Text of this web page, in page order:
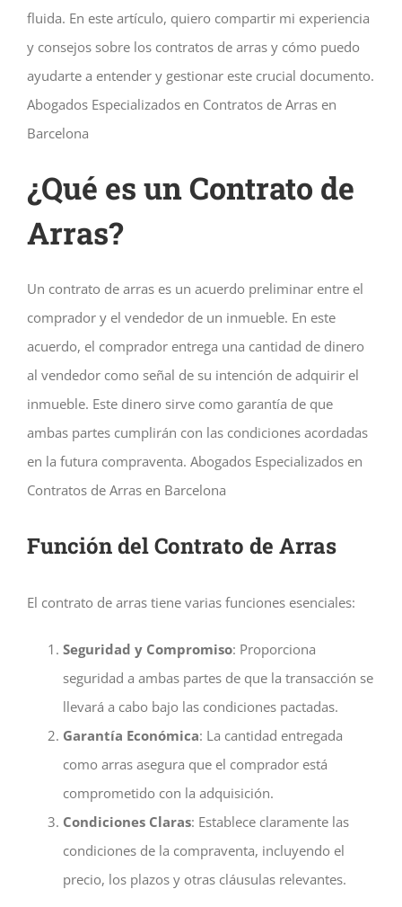
fluida. En este artículo, quiero compartir mi experiencia
y consejos sobre los contratos de arras y cómo puedo
ayudarte a entender y gestionar este crucial documento.
Abogados Especializados en Contratos de Arras en
Barcelona
¿Qué es un Contrato de
Arras?
Un contrato de arras es un acuerdo preliminar entre el
comprador y el vendedor de un inmueble. En este
acuerdo, el comprador entrega una cantidad de dinero
al vendedor como señal de su intención de adquirir el
inmueble. Este dinero sirve como garantía de que
ambas partes cumplirán con las condiciones acordadas
en la futura compraventa. Abogados Especializados en
Contratos de Arras en Barcelona
Función del Contrato de Arras
El contrato de arras tiene varias funciones esenciales:
Seguridad y Compromiso: Proporciona
seguridad a ambas partes de que la transacción se
llevará a cabo bajo las condiciones pactadas.
Garantía Económica: La cantidad entregada
como arras asegura que el comprador está
comprometido con la adquisición.
Condiciones Claras: Establece claramente las
condiciones de la compraventa, incluyendo el
precio, los plazos y otras cláusulas relevantes.